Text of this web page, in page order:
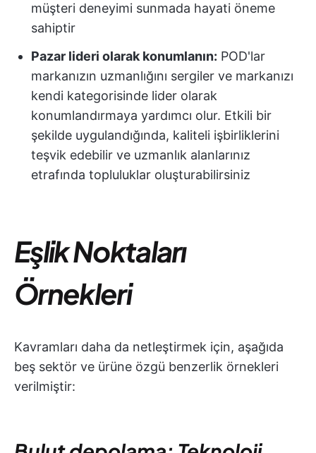
müşteri deneyimi sunmada hayati öneme
sahiptir
Pazar lideri olarak konumlanın: POD'lar
markanızın uzmanlığını sergiler ve markanızı
kendi kategorisinde lider olarak
konumlandırmaya yardımcı olur. Etkili bir
şekilde uygulandığında, kaliteli işbirliklerini
teşvik edebilir ve uzmanlık alanlarınız
etrafında topluluklar oluşturabilirsiniz
Eşlik Noktaları
Örnekleri
Kavramları daha da netleştirmek için, aşağıda
beş sektör ve ürüne özgü benzerlik örnekleri
verilmiştir: